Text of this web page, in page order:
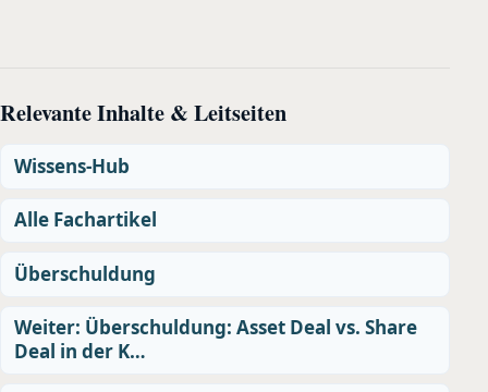
Relevante Inhalte & Leitseiten
Wissens-Hub
Alle Fachartikel
Überschuldung
Weiter: Überschuldung: Asset Deal vs. Share
Deal in der K…